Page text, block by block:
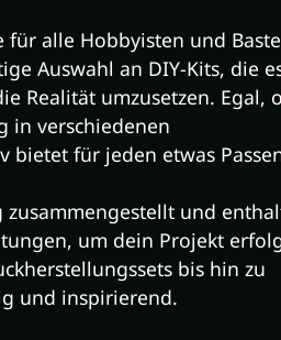
für alle Hobbyisten und
Auswahl an DIY-Kits, die
Realität umzusetzen. Egal,
in verschiedenen
bietet für jeden etwas
und
um dein Projekt
bis hin zu
und inspirierend.